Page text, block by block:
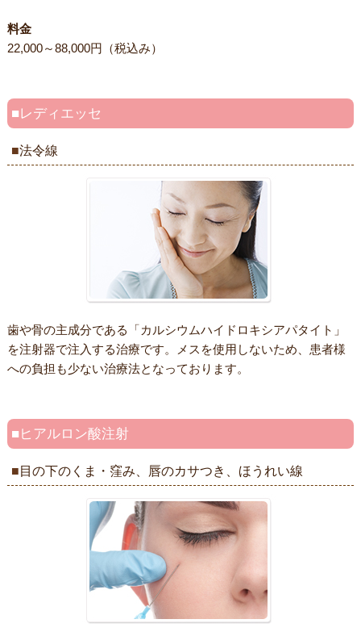
料金
22,000～88,000円（税込み）
レディエッセ
法令線
歯や骨の主成分である「カルシウムハイドロキシアパタイト」
を注射器で注入する治療です。メスを使用しないため、患者様
への負担も少ない治療法となっております。
ヒアルロン酸注射
目の下のくま・窪み、唇のカサつき、ほうれい線